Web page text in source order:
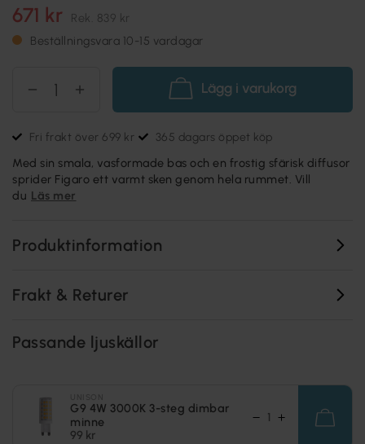
671 kr Rek. 839 kr
Beställningsvara 10-15 vardagar
Lägg i varukorg
Fri frakt över 699 kr 365 dagars öppet köp
Med sin smala, vasformade bas och en frostig sfärisk diffusor
sprider Figaro ett varmt sken genom hela rummet. Vill
du Läs mer
Produktinformation
Frakt & Returer
Passande ljuskällor
G9 4W 3000K 3-steg dimbar
minne
99 kr